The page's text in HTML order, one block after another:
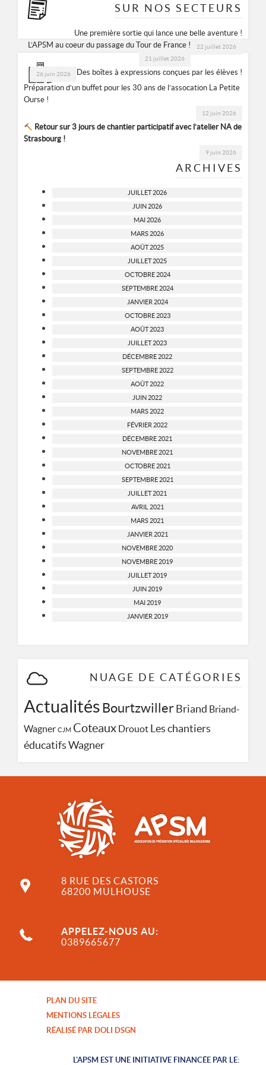
SUR NOS SECTEURS
Une première sortie qui lance une belle aventure !
22 juillet 2026
L’APSM au coeur du passage du Tour de France !
21 juillet 2026
Des boîtes à expressions conçues par les élèves !
26 juin 2026
Préparation d’un buffet pour les 30 ans de l’assocation La Petite
Ourse !
12 juin 2026
Retour sur 3 jours de chantier participatif avec l’atelier NA de
Strasbourg !
9 juin 2026
ARCHIVES
JUILLET 2026
JUIN 2026
MAI 2026
MARS 2026
AOÛT 2025
JUILLET 2025
OCTOBRE 2024
SEPTEMBRE 2024
JANVIER 2024
OCTOBRE 2023
AOÛT 2023
JUILLET 2023
DÉCEMBRE 2022
SEPTEMBRE 2022
AOÛT 2022
JUIN 2022
MARS 2022
FÉVRIER 2022
DÉCEMBRE 2021
NOVEMBRE 2021
OCTOBRE 2021
SEPTEMBRE 2021
JUILLET 2021
AVRIL 2021
MARS 2021
JANVIER 2021
NOVEMBRE 2020
NOVEMBRE 2019
JUILLET 2019
JUIN 2019
MAI 2019
JANVIER 2019
NUAGE DE CATÉGORIES
Actualités Bourtzwiller Briand Briand-
Wagner CJM Coteaux Drouot Les chantiers
éducatifs Wagner
8 RUE DES CASTORS
68200 MULHOUSE
APPELEZ-NOUS AU:
0389665677
PLAN DU SITE
MENTIONS LÉGALES
RÉALISÉ PAR DOLI DSGN
L'APSM EST UNE INITIATIVE FINANCÉE PAR LE: